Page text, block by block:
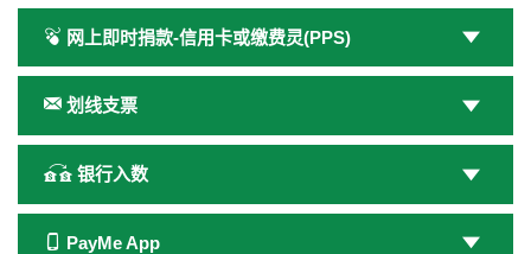
网上即时捐款-信用卡或缴费灵(PPS)
划线支票
银行入数
PayMe App